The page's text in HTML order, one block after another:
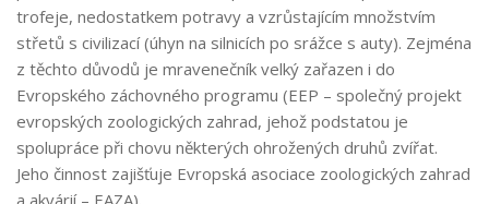
trofeje, nedostatkem potravy a vzrůstajícím množstvím
střetů s civilizací (úhyn na silnicích po srážce s auty). Zejména
z těchto důvodů je mravenečník velký zařazen i do
Evropského záchovného programu (EEP – společný projekt
evropských zoologických zahrad, jehož podstatou je
spolupráce při chovu některých ohrožených druhů zvířat.
Jeho činnost zajišťuje Evropská asociace zoologických zahrad
a akvárií – EAZA).